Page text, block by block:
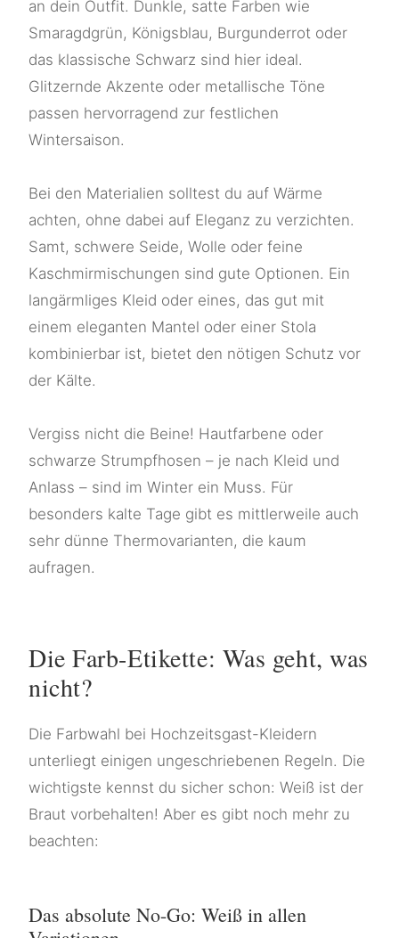
an dein Outfit. Dunkle, satte Farben wie
Smaragdgrün, Königsblau, Burgunderrot oder
das klassische Schwarz sind hier ideal.
Glitzernde Akzente oder metallische Töne
passen hervorragend zur festlichen
Wintersaison.
Bei den Materialien solltest du auf Wärme
achten, ohne dabei auf Eleganz zu verzichten.
Samt, schwere Seide, Wolle oder feine
Kaschmirmischungen sind gute Optionen. Ein
langärmliges Kleid oder eines, das gut mit
einem eleganten Mantel oder einer Stola
kombinierbar ist, bietet den nötigen Schutz vor
der Kälte.
Vergiss nicht die Beine! Hautfarbene oder
schwarze Strumpfhosen – je nach Kleid und
Anlass – sind im Winter ein Muss. Für
besonders kalte Tage gibt es mittlerweile auch
sehr dünne Thermovarianten, die kaum
aufragen.
Die Farb-Etikette: Was geht, was
nicht?
Die Farbwahl bei Hochzeitsgast-Kleidern
unterliegt einigen ungeschriebenen Regeln. Die
wichtigste kennst du sicher schon: Weiß ist der
Braut vorbehalten! Aber es gibt noch mehr zu
beachten:
Das absolute No-Go: Weiß in allen